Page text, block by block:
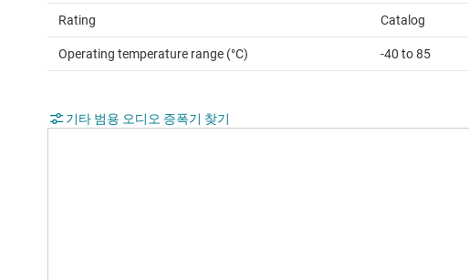
Rating Catalog
Operating temperature range (°C) -40 to 85
기타 범용 오디오 증폭기 찾기